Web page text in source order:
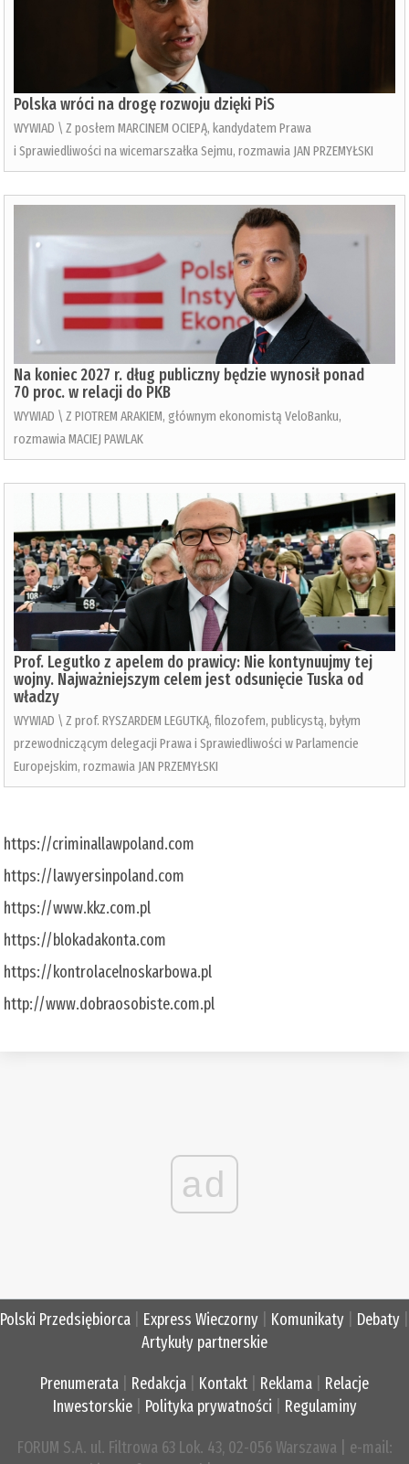
Polska wróci na drogę rozwoju dzięki PiS
WYWIAD \ Z posłem MARCINEM OCIEPĄ, kandydatem Prawa
i Sprawiedliwości na wicemarszałka Sejmu, rozmawia JAN PRZEMYŁSKI
Na koniec 2027 r. dług publiczny będzie wynosił ponad
70 proc. w relacji do PKB
WYWIAD \ Z PIOTREM ARAKIEM, głównym ekonomistą VeloBanku,
rozmawia MACIEJ PAWLAK
Prof. Legutko z apelem do prawicy: Nie kontynuujmy tej
wojny. Najważniejszym celem jest odsunięcie Tuska od
władzy
WYWIAD \ Z prof. RYSZARDEM LEGUTKĄ, filozofem, publicystą, byłym
przewodniczącym delegacji Prawa i Sprawiedliwości w Parlamencie
Europejskim, rozmawia JAN PRZEMYŁSKI
https://criminallawpoland.com
https://lawyersinpoland.com
https://www.kkz.com.pl
https://blokadakonta.com
https://kontrolacelnoskarbowa.pl
http://www.dobraosobiste.com.pl
ad
Polski Przedsiębiorca Express Wieczorny Komunikaty Debaty
Artykuły partnerskie
Prenumerata Redakcja Kontakt Reklama
Relacje
Inwestorskie| Polityka prywatności Regulaminy
FORUM S.A. ul. Filtrowa 63 Lok. 43, 02-056 Warszawa | e-mail: